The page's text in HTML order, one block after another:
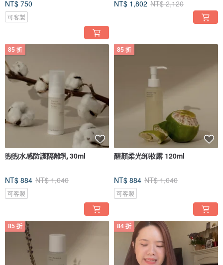
NT$ 750
可客製
NT$ 1,802 NT$ 2,120
85 折
煦煦水感防護隔離乳 30ml
NT$ 884 NT$ 1,040
可客製
85 折
醒顏柔光卸妝露 120ml
NT$ 884 NT$ 1,040
可客製
85 折 84 折